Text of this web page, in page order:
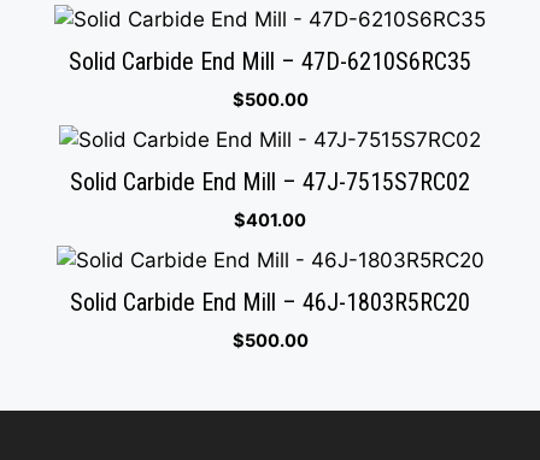
Solid Carbide End Mill – 47D-6210S6RC35
$500.00
Solid Carbide End Mill – 47J-7515S7RC02
$401.00
Solid Carbide End Mill – 46J-1803R5RC20
$500.00